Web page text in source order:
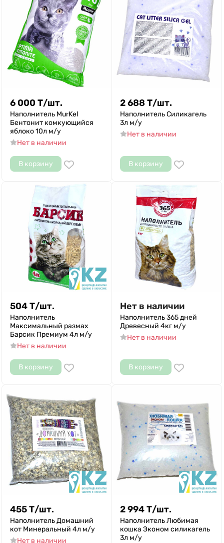
6 000 Т/шт.
Наполнитель MurKel
Бентонит комкующийся
яблоко 10л м/у
Нет в наличии
В корзину
2 688 Т/шт.
Наполнитель Силикагель
3л м/у
Нет в наличии
В корзину
504Т/шт.
Наполнитель
Максимальный размах
Барсик Премиум 4л м/у
Нет в наличии
В корзину
Нет в наличии
Наполнитель 365 дней
Древесный 4кг м/у
Нет в наличии
В корзину
455Т/шт.
Наполнитель Домашний
кот Минеральный 4л м/у
Нет в наличии
2 994Т/шт.
Наполнитель Любимая
кошка Эконом силикагель
3л м/у